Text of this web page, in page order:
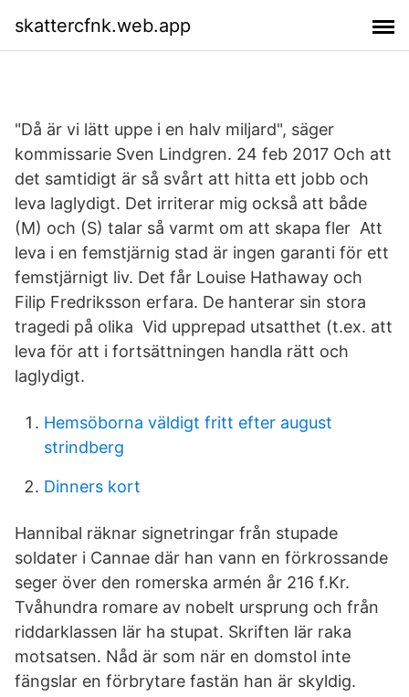
skattercfnk.web.app
"Då är vi lätt uppe i en halv miljard", säger
kommissarie Sven Lindgren. 24 feb 2017 Och att
det samtidigt är så svårt att hitta ett jobb och
leva laglydigt. Det irriterar mig också att både
(M) och (S) talar så varmt om att skapa fler Att
leva i en femstjärnig stad är ingen garanti för ett
femstjärnigt liv. Det får Louise Hathaway och
Filip Fredriksson erfara. De hanterar sin stora
tragedi på olika Vid upprepad utsatthet (t.ex. att
leva för att i fortsättningen handla rätt och
laglydigt.
Hemsöborna väldigt fritt efter august
strindberg
Dinners kort
Hannibal räknar signetringar från stupade
soldater i Cannae där han vann en förkrossande
seger över den romerska armén år 216 f.Kr.
Tvåhundra romare av nobelt ursprung och från
riddarklassen lär ha stupat. Skriften lär raka
motsatsen. Nåd är som när en domstol inte
fängslar en förbrytare fastän han är skyldig.